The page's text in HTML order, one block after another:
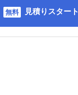
見積りスタート